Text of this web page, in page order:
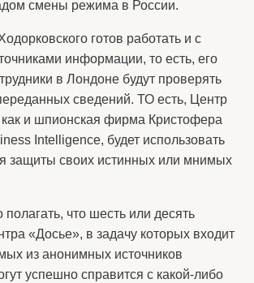
смены режима в России.
готов работать и с
информации, то есть, его
в Лондоне будут проверять
сведений. ТО есть, Центр
и шпионская фирма Кристофера
Intelligence, будет использовать
защиты своих истинных или мнимых
что шесть или десять
«Досье», в задачу которых входит
из анонимных источников
успешно справится с какой-либо